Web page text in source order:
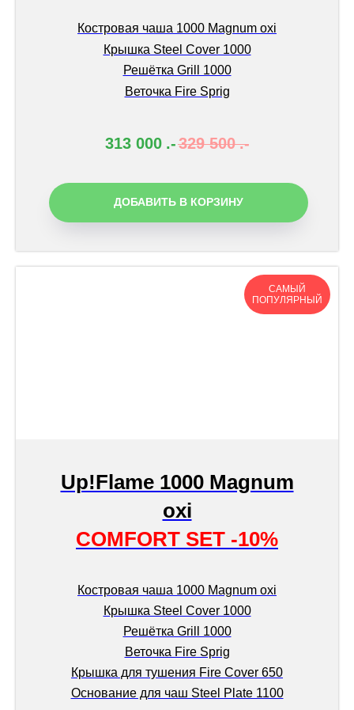
Костровая чаша 1000 Magnum oxi
Крышка Steel Cover 1000
Решётка Grill 1000
Веточка Fire Sprig
313 000 .-329 500 .-
ДОБАВИТЬ В КОРЗИНУ
САМЫЙ
ПОПУЛЯРНЫЙ
Up!Flame 1000 Magnum
oxi
COMFORT SET -10%
Костровая чаша 1000 Magnum oxi
Крышка Steel Cover 1000
Решётка Grill 1000
Веточка Fire Sprig
Крышка для тушения Fire Cover 650
Основание для чаш Steel Plate 1100